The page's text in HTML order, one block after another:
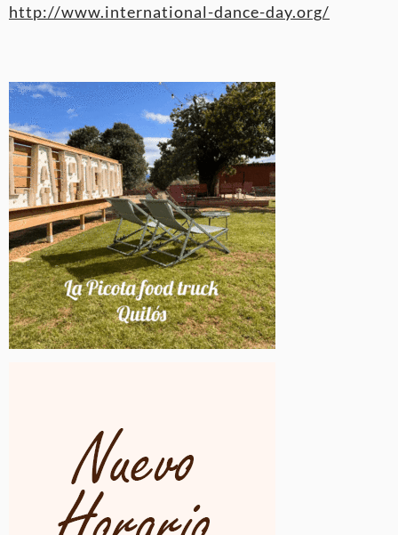
http://www.international-dance-day.org/